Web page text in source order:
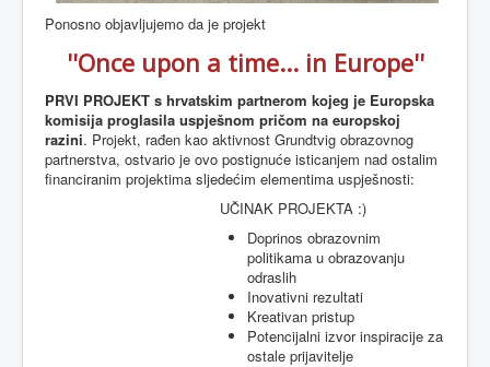
Ponosno objavljujemo da je projekt
''Once upon a time... in Europe''
PRVI PROJEKT s hrvatskim partnerom kojeg je Europska
komisija proglasila uspješnom pričom na europskoj
razini. Projekt, rađen kao aktivnost Grundtvig obrazovnog
partnerstva, ostvario je ovo postignuće isticanjem nad ostalim
financiranim projektima sljedećim elementima uspješnosti:
UČINAK PROJEKTA :)
Doprinos obrazovnim
politikama u obrazovanju
odraslih
Inovativni rezultati
Kreativan pristup
Potencijalni izvor inspiracije za
ostale prijavitelje